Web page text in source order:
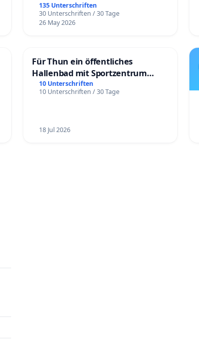
135 Unterschriften
30 Unterschriften / 30 Tage
26 May 2026
Für Thun ein öffentliches
Hallenbad mit Sportzentrum
schaffen
10 Unterschriften
10 Unterschriften / 30 Tage
18 Jul 2026